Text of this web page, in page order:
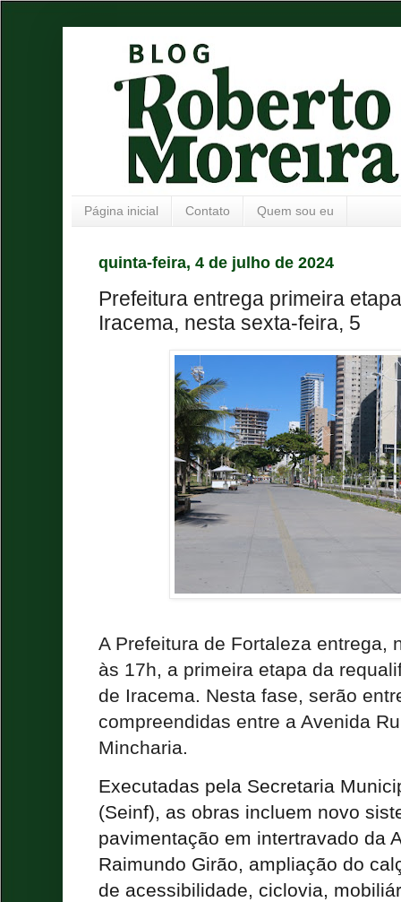
Página inicial Contato Quem sou eu
quinta-feira, 4 de julho de 2024
Prefeitura entrega primeira
Iracema, nesta sexta-feira, 5
A Prefeitura de Fortaleza entrega,
às 17h, a primeira etapa da
de Iracema. Nesta fase, serão
compreendidas entre a Avenida
Mincharia.
Executadas pela Secretaria
(Seinf), as obras incluem novo
pavimentação em intertravado da
Raimundo Girão, ampliação do
de acessibilidade, ciclovia,